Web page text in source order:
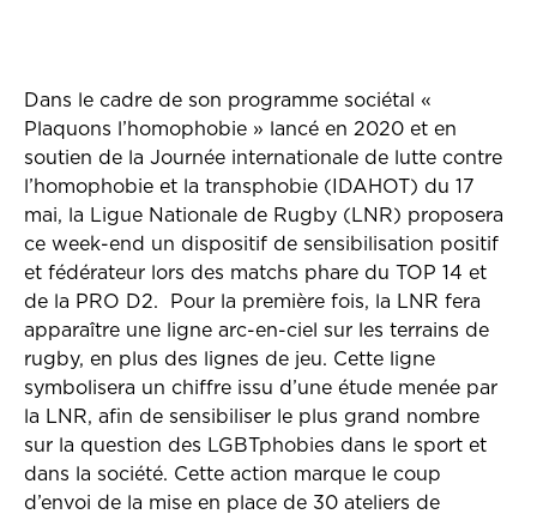
Dans le cadre de son programme sociétal «
Plaquons l’homophobie » lancé en 2020 et en
soutien de la Journée internationale de lutte contre
l’homophobie et la transphobie (IDAHOT) du 17
mai, la Ligue Nationale de Rugby (LNR) proposera
ce week-end un dispositif de sensibilisation positif
et fédérateur lors des matchs phare du TOP 14 et
de la PRO D2. Pour la première fois, la LNR fera
apparaître une ligne arc-en-ciel sur les terrains de
rugby, en plus des lignes de jeu. Cette ligne
symbolisera un chiffre issu d’une étude menée par
la LNR, afin de sensibiliser le plus grand nombre
sur la question des LGBTphobies dans le sport et
dans la société. Cette action marque le coup
d’envoi de la mise en place de 30 ateliers de